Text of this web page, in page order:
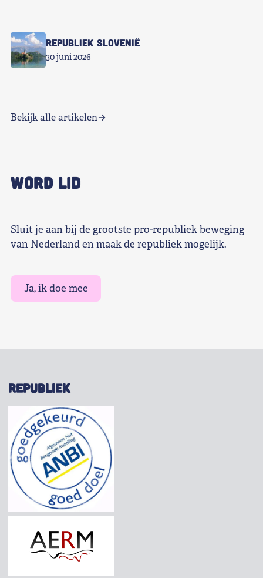
Republiek Slovenië
30 juni 2026
Bekijk alle artikelen
WORD LID
Sluit je aan bij de grootste pro-republiek beweging
van Nederland en maak de republiek mogelijk.
Ja, ik doe mee
REPUBLIEK